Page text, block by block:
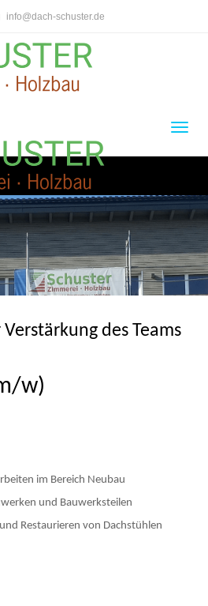
info@dach-schuster.de
Schuster
Holzbau
des Teams
w)
im Bereich Neubau
und Bauwerksteilen
Restaurieren von Dachstühlen